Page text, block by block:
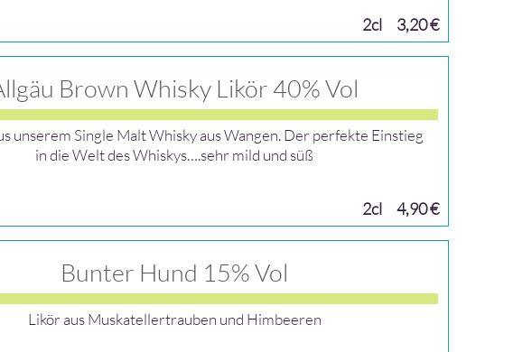
2cl 3,20 €
Brown Whisky Likör 40% Vol
unserem Single Malt Whisky aus Wangen. Der perfekte Einstieg
in die Welt des Whiskys….sehr mild und süß
2cl 4,90 €
Bunter Hund 15% Vol
Likör aus Muskatellertrauben und Himbeeren